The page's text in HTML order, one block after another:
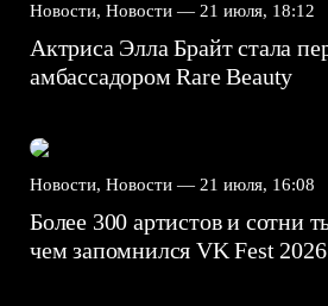
Новости, Новости — 21 июля, 18:12
Актриса Элла Брайт стала
амбассадором Rare Beauty
Новости, Новости — 21 июля, 16:08
Более 300 артистов и сотни
чем запомнился VK Fest 2026